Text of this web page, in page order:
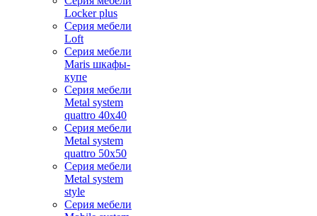
Locker plus
Серия мебели
Loft
Серия мебели
Maris шкафы-
купе
Серия мебели
Metal system
quattro 40x40
Серия мебели
Metal system
quattro 50x50
Серия мебели
Metal system
style
Серия мебели